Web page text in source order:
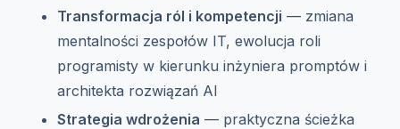
Transformacja ról i kompetencji — zmiana
mentalności zespołów IT, ewolucja roli
programisty w kierunku inżyniera promptów i
architekta rozwiązań AI
Strategia wdrożenia — praktyczna ścieżka